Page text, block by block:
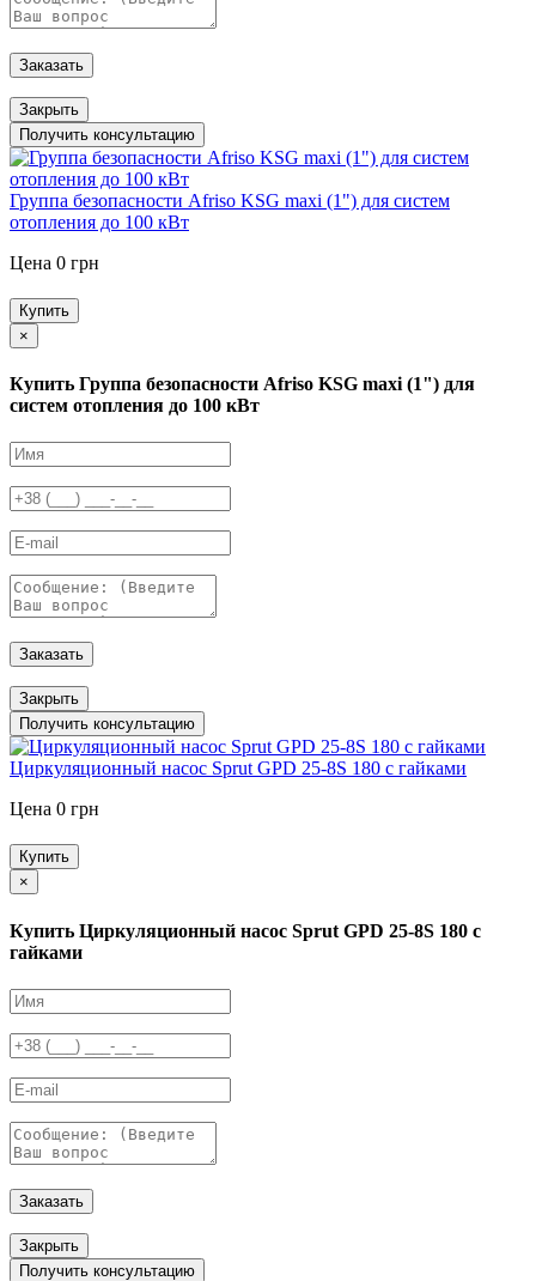
Заказать
Закрыть
Получить консультацию
Группа безопасности Afriso KSG maxi (1") для систем
отопления до 100 кВт
Цена 0 грн
Купить
×
Купить Группа безопасности Afriso KSG maxi (1") для
систем отопления до 100 кВт
Заказать
Закрыть
Получить консультацию
Циркуляционный насос Sprut GPD 25-8S 180 с гайками
Цена 0 грн
Купить
×
Купить Циркуляционный насос Sprut GPD 25-8S 180 с
гайками
Заказать
Закрыть
Получить консультацию